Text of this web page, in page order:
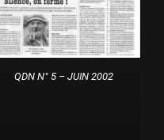
QDN N° 5 – JUIN 2002